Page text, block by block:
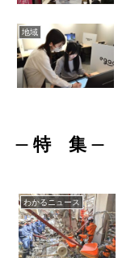
地域
ー 特 集 ー
わかるニュース